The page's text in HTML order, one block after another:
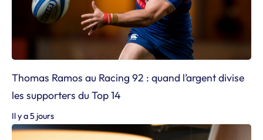
Thomas Ramos au Racing 92 : quand l’argent divise
les supporters du Top 14
Il y a 5 jours